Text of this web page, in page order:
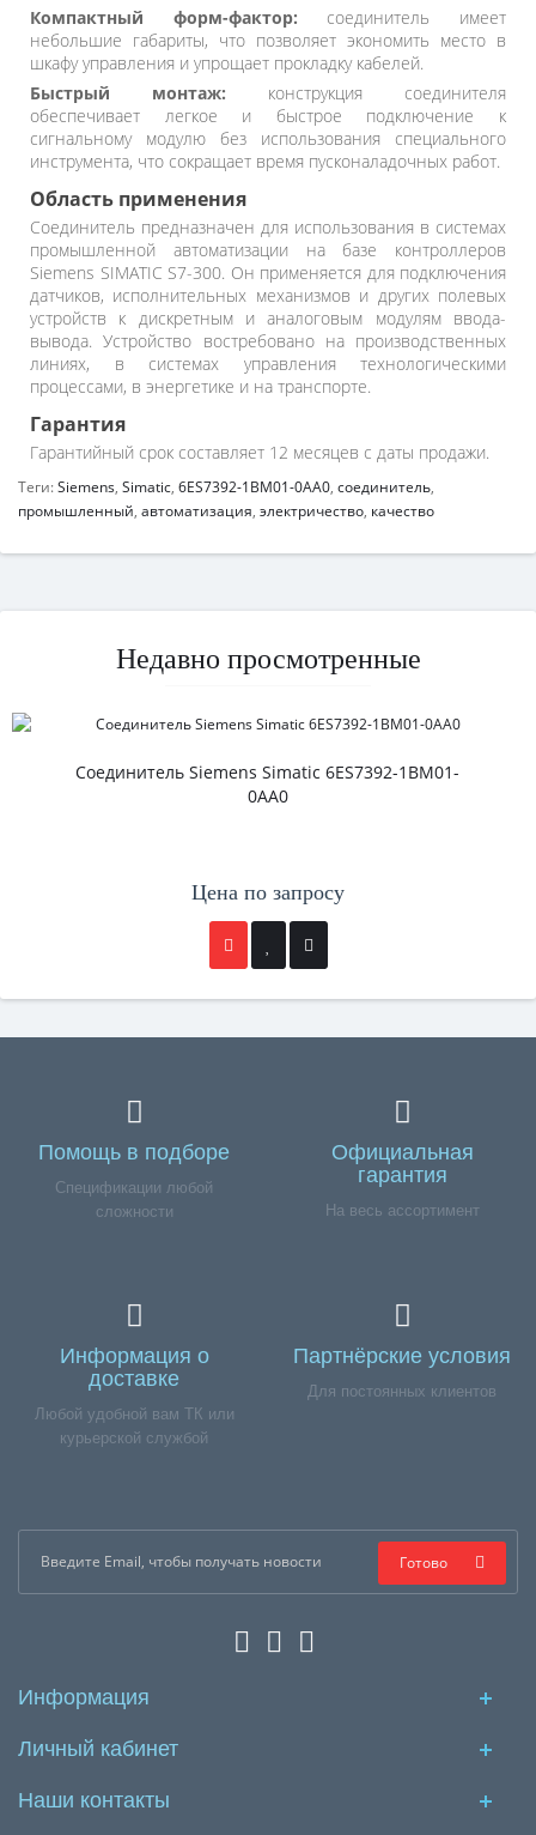
Компактный форм-фактор: соединитель имеет
небольшие габариты, что позволяет экономить место в
шкафу управления и упрощает прокладку кабелей.
Быстрый монтаж: конструкция соединителя
обеспечивает легкое и быстрое подключение к
сигнальному модулю без использования специального
инструмента, что сокращает время пусконаладочных работ.
Область применения
Соединитель предназначен для использования в системах
промышленной автоматизации на базе контроллеров
Siemens SIMATIC S7-300. Он применяется для подключения
датчиков, исполнительных механизмов и других полевых
устройств к дискретным и аналоговым модулям ввода-
вывода. Устройство востребовано на производственных
линиях, в системах управления технологическими
процессами, в энергетике и на транспорте.
Гарантия
Гарантийный срок составляет 12 месяцев с даты продажи.
Теги:Siemens, Simatic, 6ES7392-1BM01-0AA0, соединитель,
промышленный, автоматизация, электричество, качество
Недавно просмотренные
Cоединитель Siemens Simatic 6ES7392-1BM01-
0AA0
Цена по запросу
Помощь в подборе
Спецификации любой
сложности
Официальная
гарантия
На весь ассортимент
Информация о
доставке
Любой удобной вам ТК или
курьерской службой
Партнёрские условия
Для постоянных клиентов
Готово
Информация
Личный кабинет
Наши контакты